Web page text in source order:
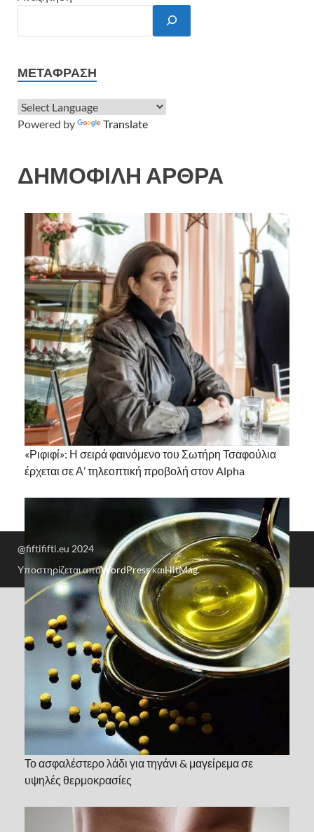
ΜΕΤΆΦΡΑΣΗ
Powered by Translate
ΔΗΜΟΦΙΛΗ ΑΡΘΡΑ
«Ριφιφί»: Η σειρά φαινόμενο του Σωτήρη Τσαφούλια
έρχεται σε Α’ τηλεοπτική προβολή στον Alpha
Το ασφαλέστερο λάδι για τηγάνι & μαγείρεμα σε
υψηλές θερμοκρασίες
@fiftififti.eu 2024
Υποστηρίζεται απόWordPressκαιHitMag.